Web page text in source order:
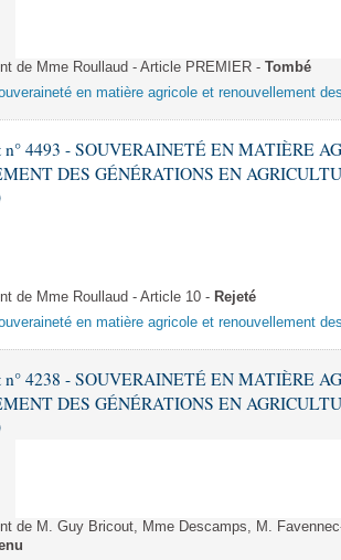
de Mme Roullaud - Article PREMIER - Tombé
en matière agricole et renouvellement
n° 4493 - SOUVERAINETÉ EN MATIÈRE
DES GÉNÉRATIONS EN
de Mme Roullaud - Article 10 - Rejeté
en matière agricole et renouvellement
n° 4238 - SOUVERAINETÉ EN MATIÈRE
DES GÉNÉRATIONS EN
de M. Guy Bricout, Mme Descamps, M.